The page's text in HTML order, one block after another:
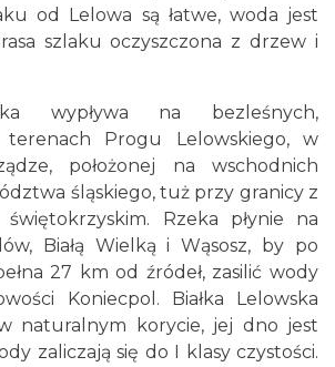
od Lelowa są łatwe, woda jest
szlaku oczyszczona z drzew i
wypływa na bezleśnych,
terenach Progu Lelowskiego, w
położonej na wschodnich
śląskiego, tuż przy granicy z
Rzeka płynie na
Białą Wielką i Wąsosz, by po
27 km od źródeł, zasilić wody
Koniecpol. Białka Lelowska
w naturalnym korycie, jej dno jest
zaliczają się do I klasy czystości.